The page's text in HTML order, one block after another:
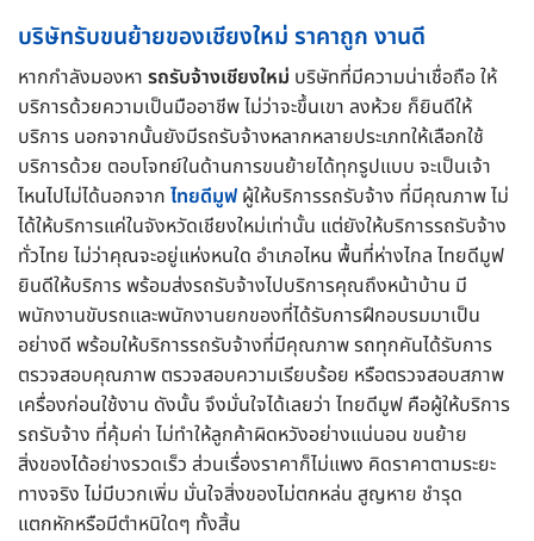
บริษัทรับขนย้ายของเชียงใหม่ ราคาถูก งานดี
หากกำลังมองหา รถรับจ้างเชียงใหม่ บริษัทที่มีความน่าเชื่อถือ ให้
บริการด้วยความเป็นมืออาชีพ ไม่ว่าจะขึ้นเขา ลงห้วย ก็ยินดีให้
บริการ นอกจากนั้นยังมีรถรับจ้างหลากหลายประเภทให้เลือกใช้
บริการด้วย ตอบโจทย์ในด้านการขนย้ายได้ทุกรูปแบบ จะเป็นเจ้า
ไหนไปไม่ได้นอกจาก ไทยดีมูฟ ผู้ให้บริการรถรับจ้าง ที่มีคุณภาพ ไม่
ได้ให้บริการแค่ในจังหวัดเชียงใหม่เท่านั้น แต่ยังให้บริการรถรับจ้าง
ทั่วไทย ไม่ว่าคุณจะอยู่แห่งหนใด อำเภอไหน พื้นที่ห่างไกล ไทยดีมูฟ
ยินดีให้บริการ พร้อมส่งรถรับจ้างไปบริการคุณถึงหน้าบ้าน มี
พนักงานขับรถและพนักงานยกของที่ได้รับการฝึกอบรมมาเป็น
อย่างดี พร้อมให้บริการรถรับจ้างที่มีคุณภาพ รถทุกคันได้รับการ
ตรวจสอบคุณภาพ ตรวจสอบความเรียบร้อย หรือตรวจสอบสภาพ
เครื่องก่อนใช้งาน ดังนั้น จึงมั่นใจได้เลยว่า ไทยดีมูฟ คือผู้ให้บริการ
รถรับจ้าง ที่คุ้มค่า ไม่ทำให้ลูกค้าผิดหวังอย่างแน่นอน ขนย้าย
สิ่งของได้อย่างรวดเร็ว ส่วนเรื่องราคาก็ไม่แพง คิดราคาตามระยะ
ทางจริง ไม่มีบวกเพิ่ม มั่นใจสิ่งของไม่ตกหล่น สูญหาย ชำรุด
แตกหักหรือมีตำหนิใดๆ ทั้งสิ้น